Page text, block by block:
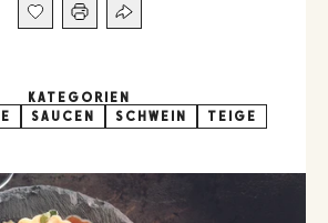
KATEGORIEN
SAUCEN SCHWEIN TEIGE